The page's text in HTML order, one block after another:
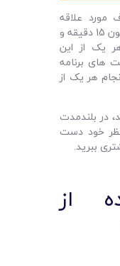
مورد علاقه
دارید، می توانید با استفاده از قانون 15 دقیقه و
یک از این
های برنامه
را به انجام هر یک از
در بلندمدت
خود دست
ببرید.
از